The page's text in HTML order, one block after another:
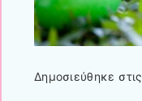
Δημοσιεύθηκε στις